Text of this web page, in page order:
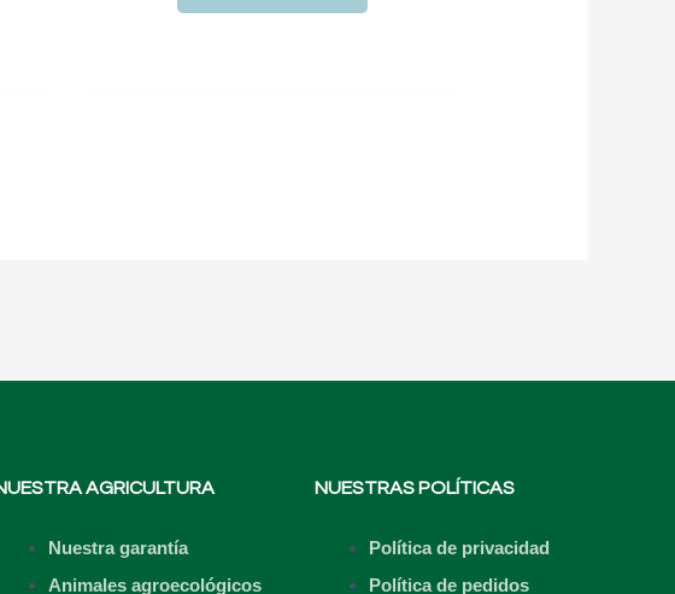
AGRICULTURA
Nuestra garantía
Animales agroecológicos
NUESTRAS POLÍTICAS
Política de privacidad
Política de pedidos